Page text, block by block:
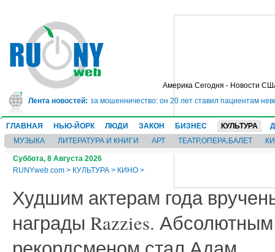
Америка Сегодня - Новости
Лента новостей:
в тюрьму на 10 лет за мошенничество: он 20 лет ставил пациентам
ГЛАВНАЯ НЬЮ-ЙОРК ЛЮДИ ЗАКОН БИЗНЕС КУЛЬТУРА
МУЗЫКА
ЛИТЕРАТУРА И КНИГИ АРТ ТЕАТР,ОПЕРА,БАЛЕТ
Суббота, 8 Августа 2026
RUNYweb.com > КУЛЬТУРА > КИНО >
Худшим актерам года
награды Razzies. Абсолютным